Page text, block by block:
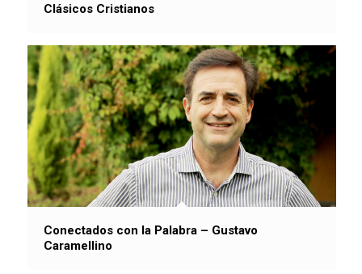
Clásicos Cristianos
Conectados con la Palabra – Gustavo
Caramellino